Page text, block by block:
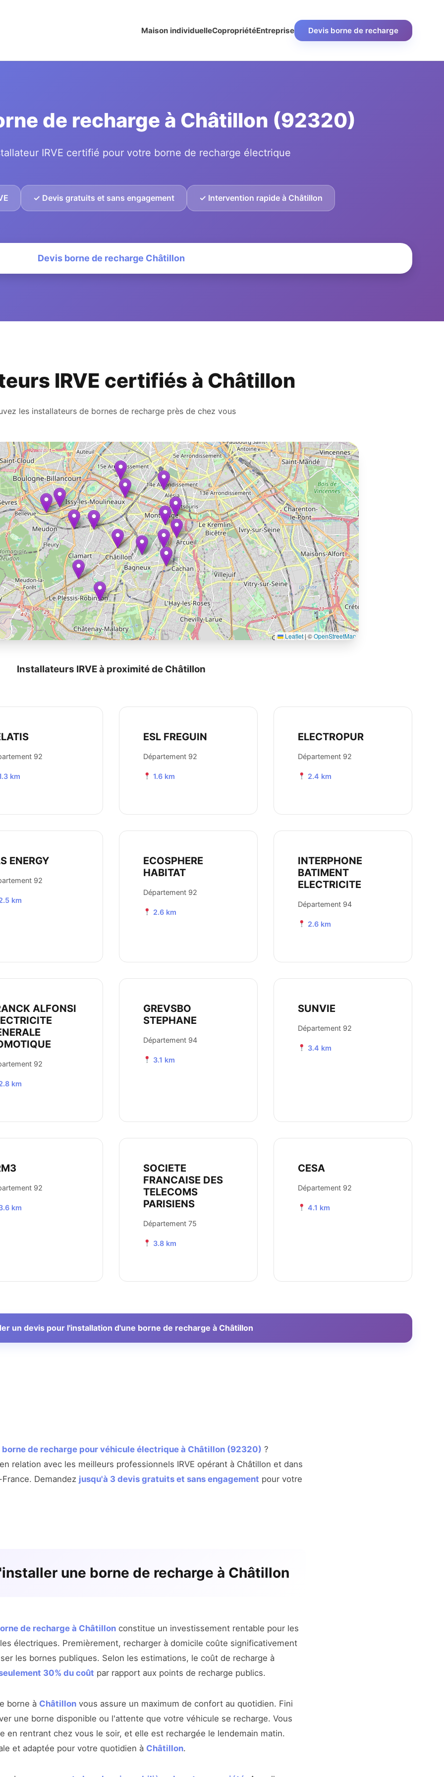
Maison individuelleCopropriétéEntreprise Devis borne de recharge
de recharge à Châtillon (92320)
IRVE certifié pour votre borne de recharge électrique
✓ Devis gratuits et sans engagement ✓ Intervention rapide à Châtillon
Devis borne de recharge Châtillon
IRVE certifiés à Châtillon
les installateurs de bornes de recharge près de chez vous
Leaflet |©OpenStreetMap
Installateurs IRVE à proximité de Châtillon
92
km
ESL FREGUIN
Département 92
1.6 km
ELECTROPUR
Département 92
2.4 km
ENERGY
92
km
ECOSPHERE
HABITAT
Département 92
2.6 km
INTERPHONE
BATIMENT
ELECTRICITE
Département 94
2.6 km
ALFONSI
92
km
GREVSBO
STEPHANE
Département 94
3.1 km
SUNVIE
Département 92
3.4 km
92
km
SOCIETE
FRANCAISE DES
TELECOMS
PARISIENS
Département 75
3.8 km
CESA
Département 92
4.1 km
un devis pour l'installation d'une borne de recharge à Châtillon
borne de recharge pour véhicule électrique à Châtillon (92320) ?
relation avec les meilleurs professionnels IRVE opérant à Châtillon et dans
Demandez jusqu'à 3 devis gratuits et sans engagement pour votre
une borne de recharge à Châtillon
de recharge à Châtillon constitue un investissement rentable pour les
électriques. Premièrement, recharger à domicile coûte significativement
les bornes publiques. Selon les estimations, le coût de recharge à
30% du coût par rapport aux points de recharge publics.
borne à Châtillon vous assure un maximum de confort au quotidien. Fini
une borne disponible ou l'attente que votre véhicule se recharge. Vous
en rentrant chez vous le soir, et elle est rechargée le lendemain matin.
et adaptée pour votre quotidien à Châtillon.